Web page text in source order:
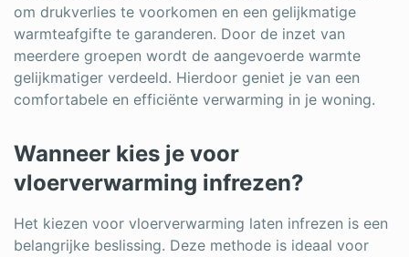
om drukverlies te voorkomen en een gelijkmatige
warmteafgifte te garanderen. Door de inzet van
meerdere groepen wordt de aangevoerde warmte
gelijkmatiger verdeeld. Hierdoor geniet je van een
comfortabele en efficiënte verwarming in je woning.
Wanneer kies je voor
vloerverwarming infrezen?
Het kiezen voor vloerverwarming laten infrezen is een
belangrijke beslissing. Deze methode is ideaal voor